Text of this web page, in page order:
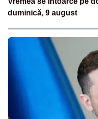
duminică, 9 august